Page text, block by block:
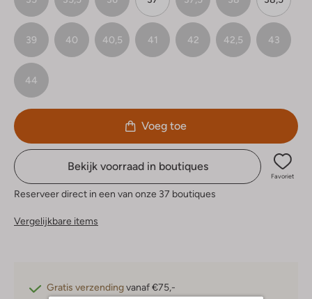
39 40 40,5 41 42 42,5 43
44
Voeg toe
Bekijk voorraad in boutiques
Favoriet
Reserveer direct in een van onze 37 boutiques
Vergelijkbare items
Gratis verzendingvanaf €75,-